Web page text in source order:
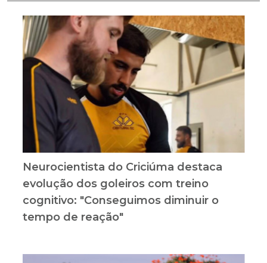
Neurocientista do Criciúma destaca
evolução dos goleiros com treino
cognitivo: "Conseguimos diminuir o
tempo de reação"